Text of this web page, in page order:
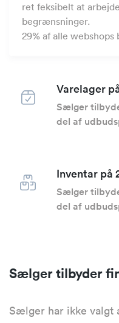
ret feksibelt at
begrænsninger.
29% af alle
Varelager
Sælger
del af
Inventar på
Sælger
del af
Sælger tilbyder
Sælger har ikke valgt